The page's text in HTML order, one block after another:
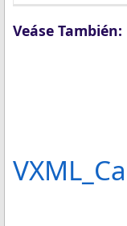
Veáse También: